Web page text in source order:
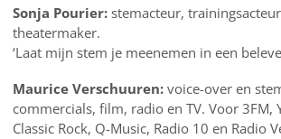
Sonja Pourier: stemacteur,
theatermaker.
‘Laat mijn stem je meenemen in een
Maurice Verschuuren: voice-over en
commercials, film, radio en TV. Voor 3FM,
Classic Rock, Q-Music, Radio 10 en Radio